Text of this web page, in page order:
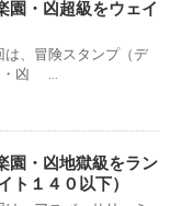
園・凶超級をウェイ
は、冒険スタンプ（デ
・凶 ...
園・凶地獄級をラン
ト１４０以下）